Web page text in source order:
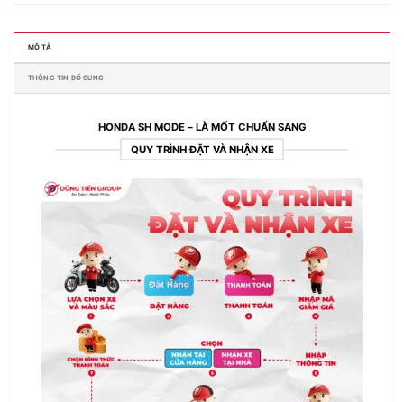
MÔ TẢ
THÔNG TIN BỔ SUNG
HONDA SH MODE – LÀ MỐT CHUẨN SANG
QUY TRÌNH ĐẶT VÀ NHẬN XE